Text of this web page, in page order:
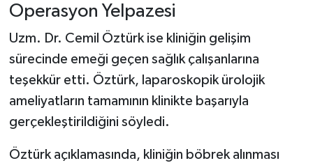
Operasyon Yelpazesi
Uzm. Dr. Cemil Öztürk ise kliniğin gelişim
sürecinde emeği geçen sağlık çalışanlarına
teşekkür etti. Öztürk, laparoskopik ürolojik
ameliyatların tamamının klinikte başarıyla
gerçekleştirildiğini söyledi.
Öztürk açıklamasında, kliniğin böbrek alınması